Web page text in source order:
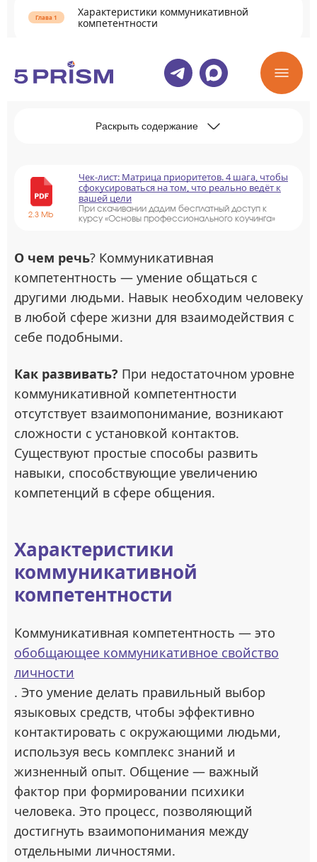
Характеристики коммуникативной
компетентности
Применение коммуникативной
компетентности
Раскрыть содержание
2.3 Mb
Чек-лист: Матрица приоритетов. 4 шага, чтобы
сфокусироваться на том, что реально ведёт к
вашей цели
При скачивании дадим бесплатный доступ к
курсу «Основы профессионального коучинга»
О чем речь? Коммуникативная
компетентность — умение общаться с
другими людьми. Навык необходим человеку
в любой сфере жизни для взаимодействия с
себе подобными.
Как развивать? При недостаточном уровне
коммуникативной компетентности
отсутствует взаимопонимание, возникают
сложности с установкой контактов.
Существуют простые способы развить
навыки, способствующие увеличению
компетенций в сфере общения.
Характеристики
коммуникативной
компетентности
Коммуникативная компетентность — это
обобщающее коммуникативное свойство
личности
. Это умение делать правильный выбор
языковых средств, чтобы эффективно
контактировать с окружающими людьми,
используя весь комплекс знаний и
жизненный опыт. Общение — важный
фактор при формировании психики
человека. Это процесс, позволяющий
достигнуть взаимопонимания между
отдельными личностями.